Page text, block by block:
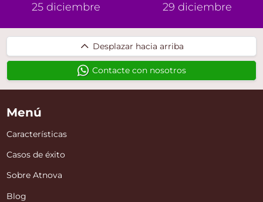
25 diciembre
29 diciembre
Desplazar
hacia
arriba
Desplazar hacia arriba
Contacte con nosotros
Menú
Características
Casos de éxito
Sobre Atnova
Blog